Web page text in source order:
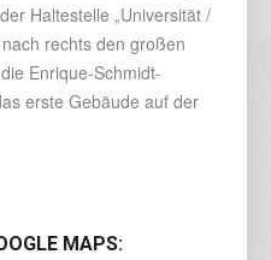
Haltestelle „Universität /
rechts den großen
Enrique-Schmidt-
erste Gebäude auf der
MAPS: